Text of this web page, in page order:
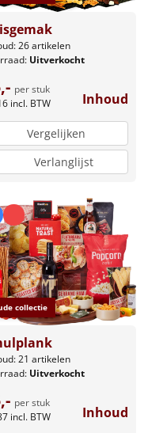
26 artikelen
Uitverkocht
per stuk
incl. BTW Inhoud
Vergelijken
Verlanglijst
collectie
21 artikelen
Uitverkocht
per stuk
incl. BTW Inhoud